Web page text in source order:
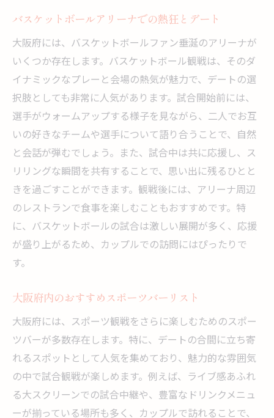
バスケットボールアリーナでの熱狂とデート
大阪府には、バスケットボールファン垂涎のアリーナが
いくつか存在します。バスケットボール観戦は、そのダ
イナミックなプレーと会場の熱気が魅力で、デートの選
択肢としても非常に人気があります。試合開始前には、
選手がウォームアップする様子を見ながら、二人でお互
いの好きなチームや選手について語り合うことで、自然
と会話が弾むでしょう。また、試合中は共に応援し、ス
リリングな瞬間を共有することで、思い出に残るひとと
きを過ごすことができます。観戦後には、アリーナ周辺
のレストランで食事を楽しむこともおすすめです。特
に、バスケットボールの試合は激しい展開が多く、応援
が盛り上がるため、カップルでの訪問にはぴったりで
す。
大阪府内のおすすめスポーツバーリスト
大阪府には、スポーツ観戦をさらに楽しむためのスポー
ツバーが多数存在します。特に、デートの合間に立ち寄
れるスポットとして人気を集めており、魅力的な雰囲気
の中で試合観戦が楽しめます。例えば、ライブ感あふれ
る大スクリーンでの試合中継や、豊富なドリンクメニュ
ーが揃っている場所も多く、カップルで訪れることで、